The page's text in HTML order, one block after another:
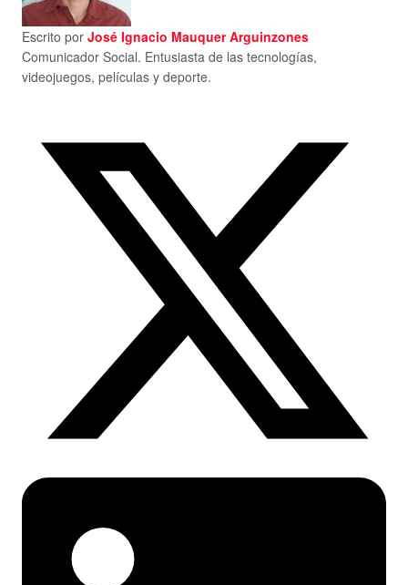
Escrito por José Ignacio Mauquer Arguinzones
Comunicador Social. Entusiasta de las tecnologías,
videojuegos, películas y deporte.